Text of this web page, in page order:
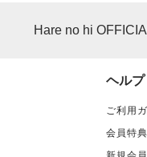
Hare no hi
ヘル
ご利用
会員特典